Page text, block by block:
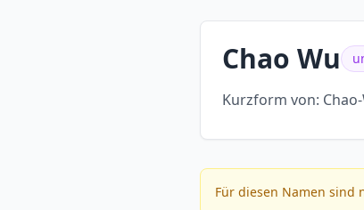
Chao Wu
Kurzform von:
Für diesen Namen sind